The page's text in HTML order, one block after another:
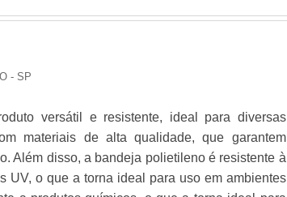
- SP
versátil e resistente, ideal para diversas
materiais de alta qualidade, que garantem
Além disso, a bandeja polietileno é resistente à
UV, o que a torna ideal para uso em ambientes